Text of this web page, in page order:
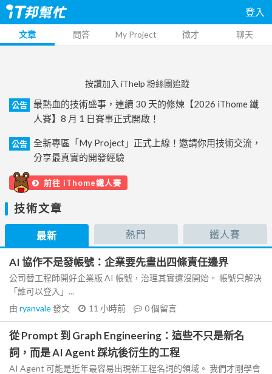
登入
文章 問答 My Project 徵才 聊天
按讚加入 iThelp 粉絲團追蹤
公告
最熱血的技術盛事，連續 30 天的修煉【2026 iThome 鐵
人賽】8 月 1 日賽事正式開啟！
公告
全新專區「My Project」正式上線！邀請你用技術交流，
分享最真實的開發經驗
前往 iThome鐵人賽
技術文章
最新 熱門 鐵人賽
AI 協作不是發帳號：企業要先畫出四條責任邊界
公司替工程師開好企業版 AI 帳號，治理其實還沒開始。 帳號只解決
「誰可以登入」...
由 ryanvale發文 11 小時前 0個留言
從 Prompt 到 Graph Engineering：這些不只是新名
詞，而是 AI Agent 踩坑後衍生的工程
AI Agent 可能是近年最容易出現新工程名詞的領域。 我們才剛學會